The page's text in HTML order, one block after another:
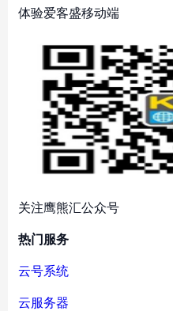
体验爱客盛移动端
关注鹰熊汇公众号
热门服务
云号系统
云服务器